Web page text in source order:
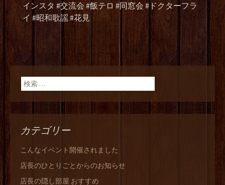
インスタ #交流会 #飯テロ #同窓会 #ドクターフラ
イ #昭和歌謡 #花見
検索:
カテゴリー
こんなイベント開催されました
店長のひとりごとからのお知らせ
店長の隠し部屋 おすすめ